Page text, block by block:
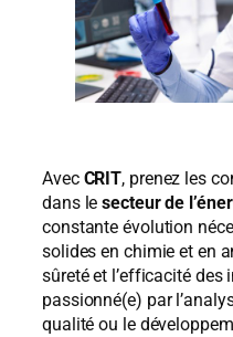
Avec CRIT, prenez les
dans lesecteur de
constante évolution
solides en chimie et en
sûreté et l’efficacité
passionné(e) par
qualité ou le